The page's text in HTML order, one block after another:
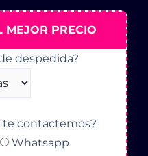
MEJOR PRECIO
despedida?
te contactemos?
Whatsapp